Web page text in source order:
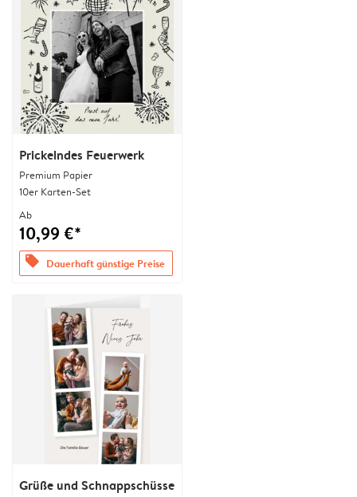
Prickelndes Feuerwerk
Premium Papier
10er Karten-Set
Ab
10,99 €*
offers Dauerhaft günstige Preise
Grüße und Schnappschüsse